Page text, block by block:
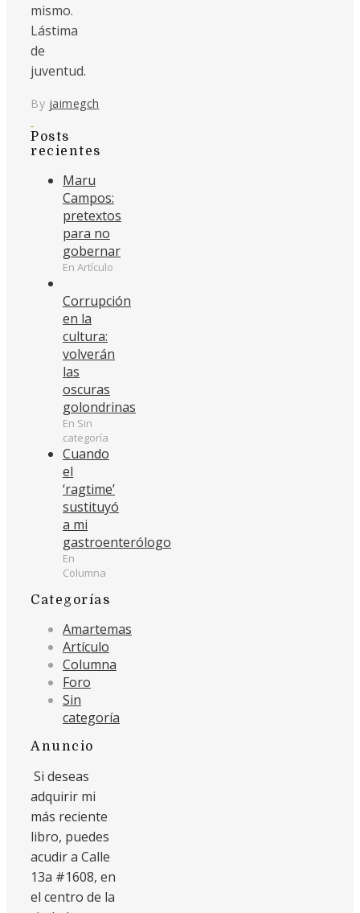
mismo.
Lástima
de
juventud.
By jaimegch
Posts
recientes
Maru
Campos:
pretextos
para no
gobernar
En Artículo
Corrupción
en la
cultura:
volverán
las
oscuras
golondrinas
En Sin
categoría
Cuando
el
‘ragtime’
sustituyó
a mi
gastroenterólogo
En
Columna
Categorías
Amartemas
Artículo
Columna
Foro
Sin
categoría
Anuncio
Si deseas
adquirir mi
más reciente
libro, puedes
acudir a Calle
13a #1608, en
el centro de la